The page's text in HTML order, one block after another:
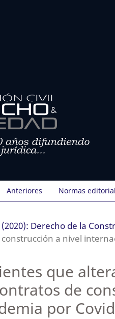
Anteriores Normas
Derecho de la
a nivel
que
de
por